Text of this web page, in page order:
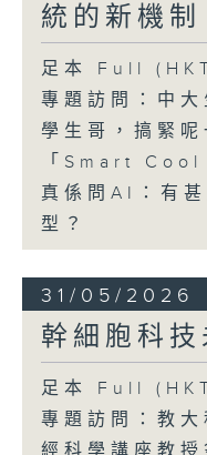
統的新機制
足本 Full
專題訪問：中
學生哥，搞緊
「Smart Cool
真係問AI：有
型？
31/05/2026
幹細胞科技
足本 Full
專題訪問：教